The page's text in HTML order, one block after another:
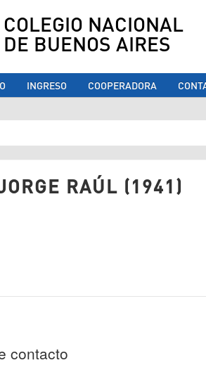
COLEGIO NACIONAL
DE BUENOS AIRES
INGRESO COOPERADORA
usted aquí
RAÚL (1941)
contacto